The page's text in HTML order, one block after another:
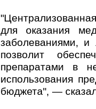
для оказания
заболеваниями, и
позволит
препаратами в
использования
бюджета", —